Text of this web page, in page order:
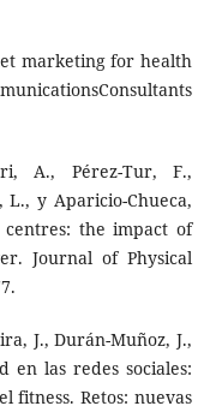
marketing for health
A., Pérez-Tur, F.,
y Aparicio-Chueca,
centres: the impact of
Journal of Physical
J., Durán-Muñoz, J.,
en las redes sociales:
fitness. Retos: nuevas